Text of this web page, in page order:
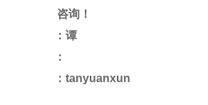
咨询！
：谭
：
：tanyuanxun